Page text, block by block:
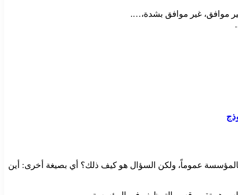
موافق، غير موافق بشدة،….
عموماً، ولكن السؤال هو كيف ذلك؟ أي بصيغة أخرى: أين